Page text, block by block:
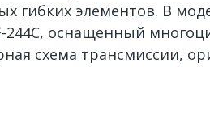
гибких элементов. В
оснащенный
схема трансмиссии,